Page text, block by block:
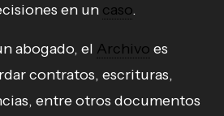
en un caso.
abogado, el Archivo es
contratos, escrituras,
entre otros documentos